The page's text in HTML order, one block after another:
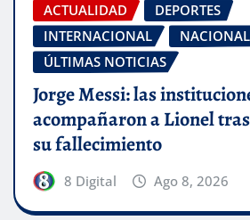
ACTUALIDAD
DEPORTES
INTERNACIONAL
NACIONAL
ÚLTIMAS NOTICIAS
Jorge Messi: las
acompañaron a Lionel
su fallecimiento
8 Digital Ago 8, 2026